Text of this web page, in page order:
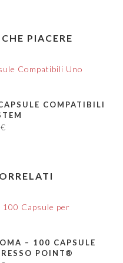
PIACERE
COMPATIBILI
€
– 100 CAPSULE
POINT®